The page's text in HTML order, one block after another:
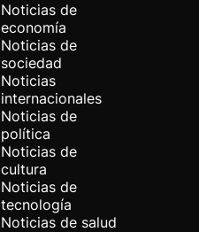
Noticias de
economía
Noticias de
sociedad
Noticias
internacionales
Noticias de
política
Noticias de
cultura
Noticias de
tecnología
Noticias de salud